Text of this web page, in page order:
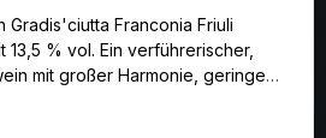
Gradis'ciutta Franconia Friuli
13,5 % vol. Ein verführerischer,
mit großer Harmonie, geringen
Spannung zwischen
pikanter Spannung.